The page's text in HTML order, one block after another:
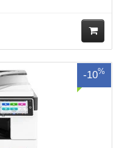
ua
-10%
với một loạt các tính năng